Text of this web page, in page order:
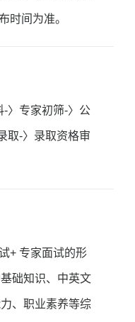
时间为准。
专家初筛-〉公
取-〉录取资格审
专家面试的形
础知识、中英文
、职业素养等综